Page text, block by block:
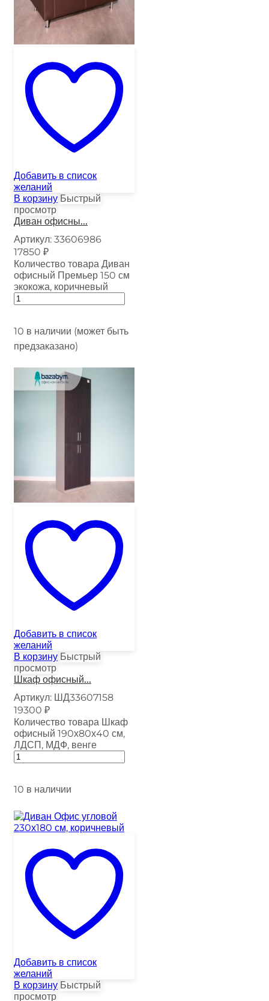
Добавить в список
желаний
В корзину Быстрый
просмотр
Диван офисны...
Артикул: 33606986
17850 ₽
Количество товара Диван
офисный Премьер 150 см
экокожа, коричневый
10 в наличии (может быть
предзаказано)
Добавить в список
желаний
В корзину Быстрый
просмотр
Шкаф офисный...
Артикул: ШД33607158
19300 ₽
Количество товара Шкаф
офисный 190х80х40 см,
ЛДСП, МДФ, венге
10 в наличии
Добавить в список
желаний
В корзину Быстрый
просмотр